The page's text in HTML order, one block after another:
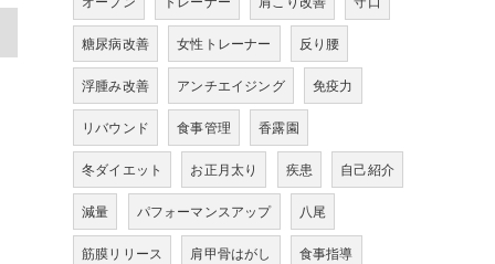
糖尿病改善 女性トレーナー 反り腰
浮腫み改善 アンチエイジング 免疫力
リバウンド 食事管理 香露園
冬ダイエット お正月太り 疾患 自己紹介
減量 パフォーマンスアップ 八尾
筋膜リリース 肩甲骨はがし 食事指導